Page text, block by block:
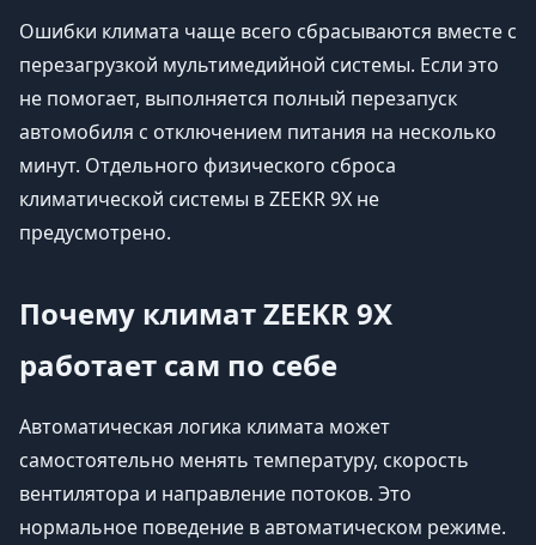
Ошибки климата чаще всего сбрасываются вместе с
перезагрузкой мультимедийной системы. Если это
не помогает, выполняется полный перезапуск
автомобиля с отключением питания на несколько
минут. Отдельного физического сброса
климатической системы в ZEEKR 9X не
предусмотрено.
Почему климат ZEEKR 9X
работает сам по себе
Автоматическая логика климата может
самостоятельно менять температуру, скорость
вентилятора и направление потоков. Это
нормальное поведение в автоматическом режиме.